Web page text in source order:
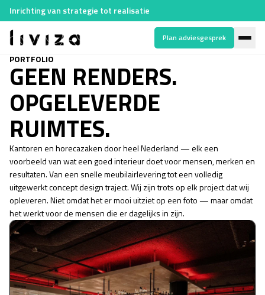
Inrichting van strategie tot realisatie
Plan adviesgesprek
PORTFOLIO
GEEN RENDERS.
OPGELEVERDE
RUIMTES.
Kantoren en horecazaken door heel Nederland — elk een
voorbeeld van wat een goed interieur doet voor mensen, merken en
resultaten. Van een snelle meubilairlevering tot een volledig
uitgewerkt concept design traject. Wij zijn trots op elk project dat wij
opleveren. Niet omdat het er mooi uitziet op een foto — maar omdat
het werkt voor de mensen die er dagelijks in zijn.
WTC Almere: Skybar & Lounge